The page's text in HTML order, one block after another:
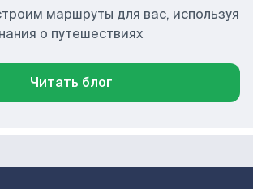
маршруты для вас, используя
о путешествиях
Читать блог